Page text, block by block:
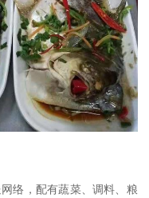
络，配有蔬菜、调料、粮